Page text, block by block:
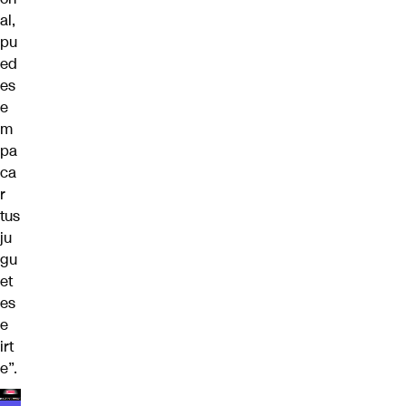
al,
pu
ed
es
e
m
pa
ca
r
tus
ju
gu
et
es
e
irt
e”.